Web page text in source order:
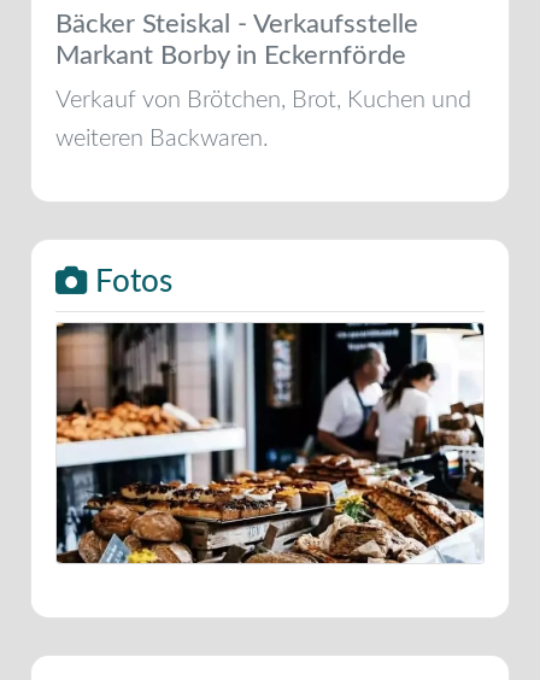
Bäcker Steiskal - Verkaufsstelle
Markant Borby in Eckernförde
Verkauf von Brötchen, Brot, Kuchen und
weiteren Backwaren.
Fotos